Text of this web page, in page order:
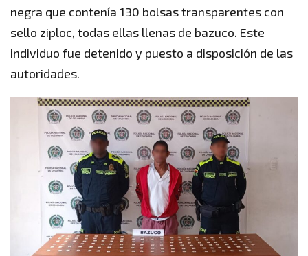
negra que contenía 130 bolsas transparentes con
sello ziploc, todas ellas llenas de bazuco. Este
individuo fue detenido y puesto a disposición de las
autoridades.